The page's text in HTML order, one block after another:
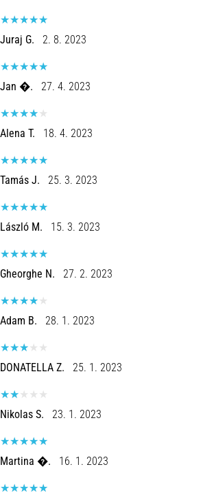
Juraj G. 2. 8. 2023
Jan �. 27. 4. 2023
Alena T. 18. 4. 2023
Tamás J. 25. 3. 2023
László M. 15. 3. 2023
Gheorghe N. 27. 2. 2023
Adam B. 28. 1. 2023
DONATELLA Z. 25. 1. 2023
Nikolas S. 23. 1. 2023
Martina �. 16. 1. 2023